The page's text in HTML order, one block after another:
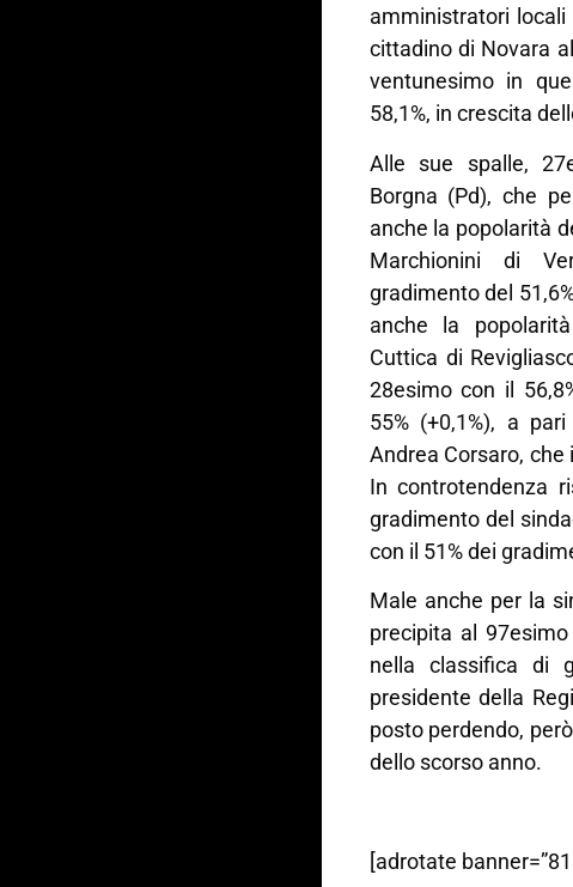
amministratori
cittadino di Novara
ventunesimo in
58,1%, in crescita
Alle sue spalle,
Borgna (Pd), che
anche la popolarità
Marchionini di
gradimento del
anche la
Cuttica di
28esimo con il
55% (+0,1%), a
Andrea Corsaro,
In controtendenza
gradimento del
con il 51% dei
Male anche per la
precipita al
nella classifica di
presidente della
posto perdendo,
dello scorso anno.
[adrotate